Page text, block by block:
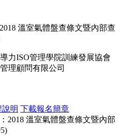
溫室氣體盤查條文暨內部查
力ISO管理學院訓練發展協會
理顧問有限公司
明 下載報名簡章